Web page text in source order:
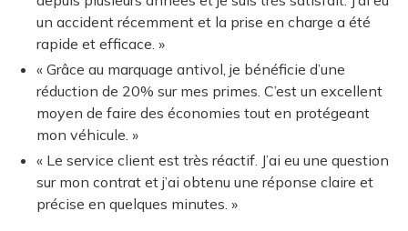
un accident récemment et la prise en charge a été
rapide et efficace. »
« Grâce au marquage antivol, je bénéficie d’une
réduction de 20% sur mes primes. C’est un excellent
moyen de faire des économies tout en protégeant
mon véhicule. »
« Le service client est très réactif. J’ai eu une question
sur mon contrat et j’ai obtenu une réponse claire et
précise en quelques minutes. »